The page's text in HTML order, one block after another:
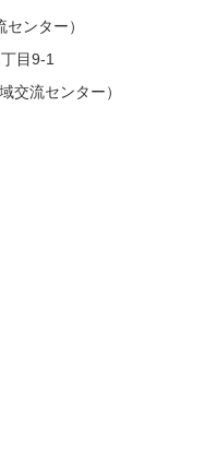
ンター）
目9-1
交流センター）